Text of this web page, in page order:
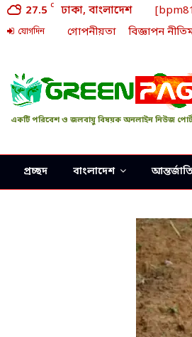
27.5 C ঢাকা, বাংলাদেশ
যোগদিন গোপনীয়তা বিজ্ঞাপন
একটি পরিবেশ ও জলবায়ু বিষয়ক অনলাইন নিউজ
প্রচ্ছদ বাংলাদেশ